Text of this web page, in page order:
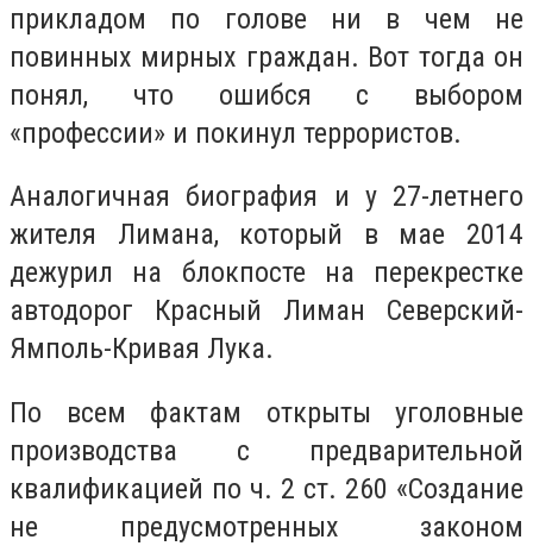
прикладом по голове ни в чем не
повинных мирных граждан. Вот тогда он
понял, что ошибся с выбором
«профессии» и покинул террористов.
Аналогичная биография и у 27-летнего
жителя Лимана, который в мае 2014
дежурил на блокпосте на перекрестке
автодорог Красный Лиман Северский-
Ямполь-Кривая Лука.
По всем фактам открыты уголовные
производства с предварительной
квалификацией по ч. 2 ст. 260 «Создание
не предусмотренных законом